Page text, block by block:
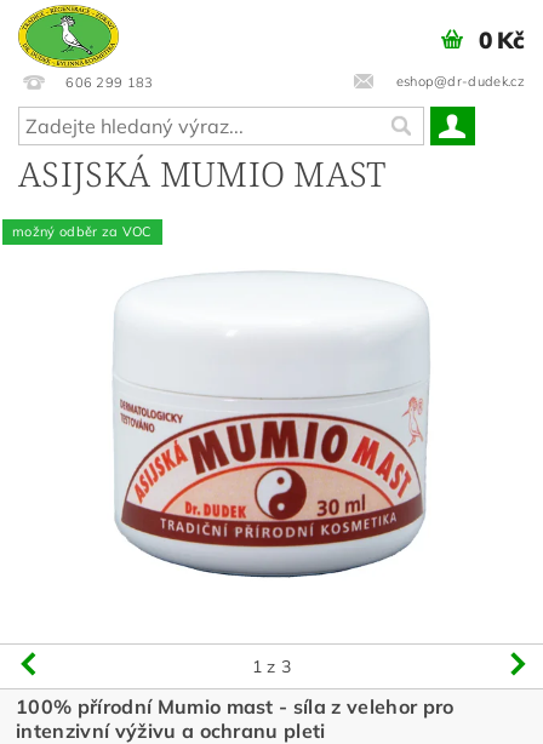
606 299 183 eshop@dr-dudek.cz
0 Kč
ASIJSKÁ MUMIO MAST
možný odběr za VOC
1 z 3
100% přírodní Mumio mast - síla z velehor pro
intenzivní výživu a ochranu pleti